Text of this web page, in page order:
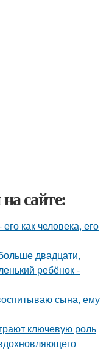
сайте:
как человека, его
двадцати,
ребёнок -
сына, ему
ключевую роль